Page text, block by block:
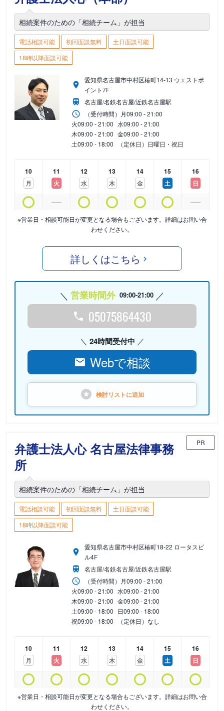
相続案件のための「相続チーム」が担当
電話相談可能 初回面談無料
土日面談可能
18時以降面談可能
愛知県名古屋市中村区椿町14-13 ウエストポ
イント7F
名古屋/名鉄名古屋/近鉄名古屋駅
（受付時間） 月09:00 - 21:00
火09:00 - 21:00 水09:00 - 21:00
木09:00 - 21:00 金09:00 - 21:00
土09:00 - 18:00 （定休日）日曜日・祝日
10
月
11
火
12
水
13
木
14
金
15
土
16
日
※営業日・相談可能日が変更となる場合もございます。詳細はお問い合
わせください。
詳しくはこちら
営業時間外 09:00-21:00
05075864430
24時間受付中
Webで相談
検討リストに追加
弁護士法人心 名古屋法律事務
所
PR
相続案件のための「相続チーム」が担当
電話相談可能 初回面談無料
土日面談可能
18時以降面談可能
愛知県名古屋市中村区椿町18-22 ロータスビ
ル4F
名古屋/名鉄名古屋/近鉄名古屋駅
（受付時間） 月09:00 - 21:00
火09:00 - 21:00 水09:00 - 21:00
木09:00 - 21:00 金09:00 - 21:00
土09:00 - 18:00 日09:00 - 18:00
祝09:00 - 18:00 （定休日）なし
10
月
11
火
12
水
13
木
14
金
15
土
16
日
※営業日・相談可能日が変更となる場合もございます。詳細はお問い合
わせください。